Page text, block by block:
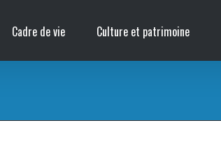
Cadre de vie Culture et patrimoine